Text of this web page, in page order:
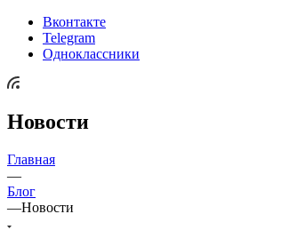
Вконтакте
Telegram
Одноклассники
Новости
Главная
—
Блог
—Новости